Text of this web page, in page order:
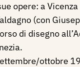
opere: a
(con
di disegno
ottobre